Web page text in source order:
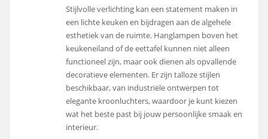
Stijlvolle verlichting kan een statement maken in
een lichte keuken en bijdragen aan de algehele
esthetiek van de ruimte. Hanglampen boven het
keukeneiland of de eettafel kunnen niet alleen
functioneel zijn, maar ook dienen als opvallende
decoratieve elementen. Er zijn talloze stijlen
beschikbaar, van industriële ontwerpen tot
elegante kroonluchters, waardoor je kunt kiezen
wat het beste past bij jouw persoonlijke smaak en
interieur.